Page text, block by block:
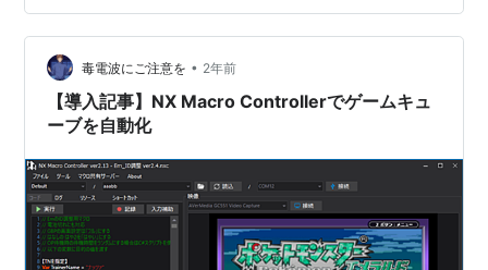
もOK）https://t.co/0SOOCZMOZo — ジュナリ
(@junari000) 2024年2月13日
毒電波にご注意を • 2年前
【導入記事】NX Macro Controllerでゲームキュ
ーブを自動化